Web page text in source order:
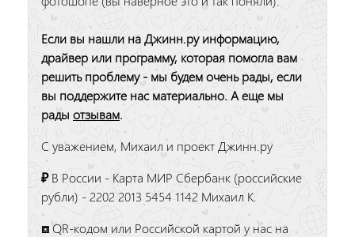
Если вы нашли на Джинн.ру информацию,
драйвер или программу, которая помогла вам
решить проблему - мы будем очень рады, если
вы поддержите нас материально. А еще мы
рады отзывам.
С уважением, Михаил и проект Джинн.ру
₽В России - Карта МИР Сбербанк (российские
рубли) - 2202 2013 5454 1142 Михаил К.
⧈QR-кодом или Российской картой у нас на